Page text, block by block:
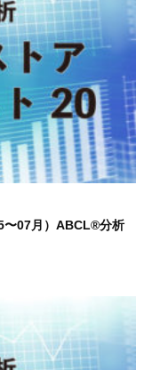
〜07月）ABCL®分析